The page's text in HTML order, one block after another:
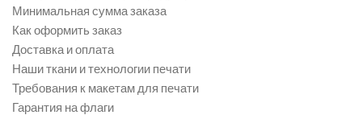
Минимальная сумма заказа
Как оформить заказ
Доставка и оплата
Наши ткани и технологии печати
Требования к макетам для печати
Гарантия на флаги